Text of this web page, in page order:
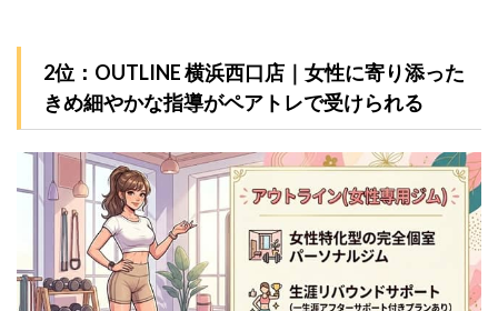
2位：OUTLINE 横浜西口店｜女性に寄り添った
きめ細やかな指導がペアトレで受けられる